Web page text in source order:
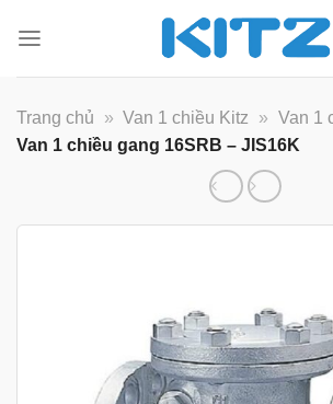
qua
Trang chủ
» Van 1 chiều Kitz » Van 1
Van 1 chiều gang 16SRB – JIS16K